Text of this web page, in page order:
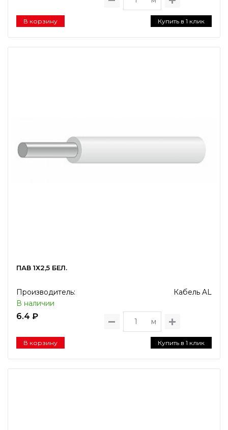
В корзину Купить в 1 клик
ПАВ 1Х2,5 БЕЛ.
Производитель:
Кабель AL
В наличии
6.4 ₽
м
В корзину Купить в 1 клик